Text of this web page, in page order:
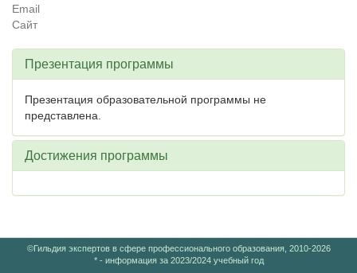
Email
Сайт
Презентация программы
Презентация образовательной программы не
представлена.
Достижения программы
©Гильдия экспертов в сфере профессионального образования, 2010-2026
* - информация за 2023/2024 учебный год